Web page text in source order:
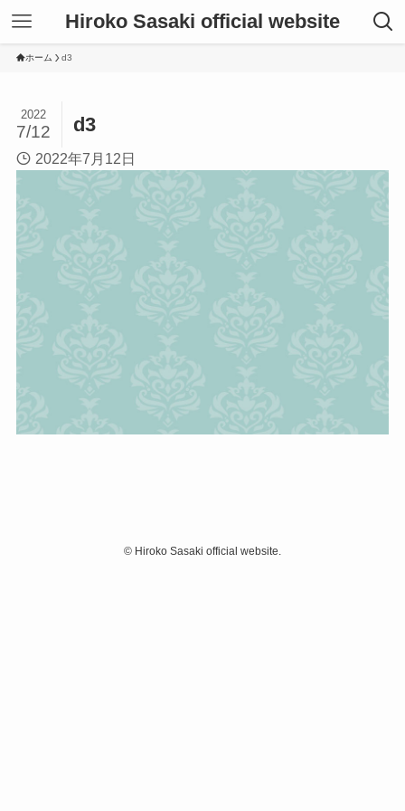
Hiroko Sasaki official website
ホーム d3
d3
2022
7/12
2022年7月12日
© Hiroko Sasaki official website.